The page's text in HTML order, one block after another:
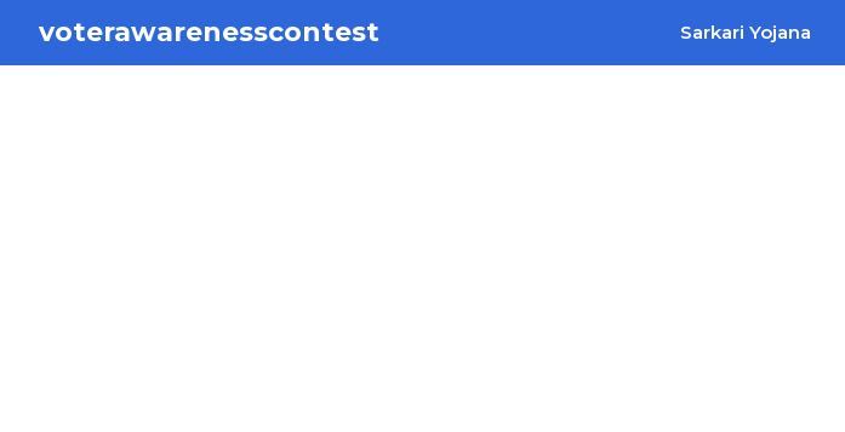
content
voterawarenesscontest Sarkari Yojana